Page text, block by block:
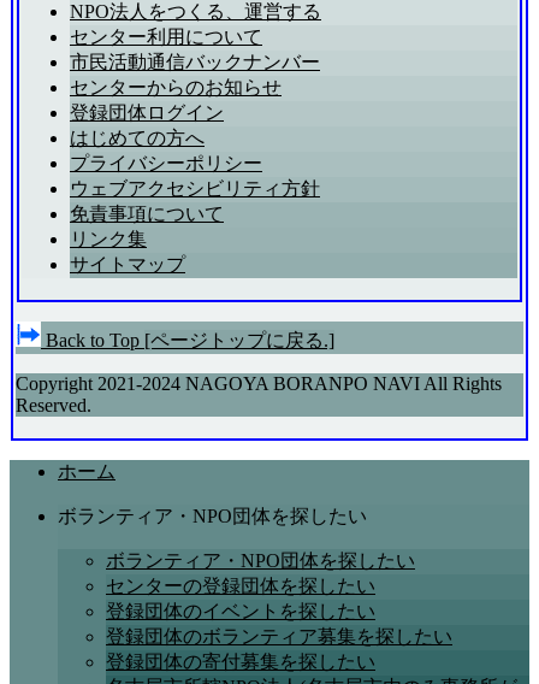
NPO法人をつくる、運営する
センター利用について
市民活動通信バックナンバー
センターからのお知らせ
登録団体ログイン
はじめての方へ
プライバシーポリシー
ウェブアクセシビリティ方針
免責事項について
リンク集
サイトマップ
Back to Top [ページトップに戻る.]
Copyright 2021-2024 NAGOYA BORANPO NAVI All Rights
Reserved.
ホーム
ボランティア・NPO団体を探したい
ボランティア・NPO団体を探したい
センターの登録団体を探したい
登録団体のイベントを探したい
登録団体のボランティア募集を探したい
登録団体の寄付募集を探したい